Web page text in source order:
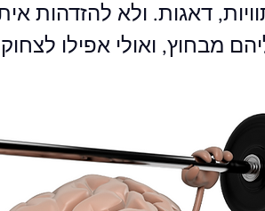
דאגות. ולא להזדהות
מבחוץ, ואולי אפילו